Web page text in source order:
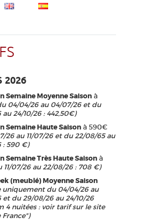
2026
Semaine Moyenne Saison à
04/04/26 au 04/07/26 et du
24/10/26 : 442,50€)
Semaine Haute Saison à 590€
26 au 11/07/26 et du 22/08/65 au
: 590 €)
Semaine Très Haute Saison à
11/07/26 au 22/08/26 : 708 €)
(meublé) Moyenne Saison
uniquement du 04/04/26 au
et du 29/08/26 au 24/10/26
4 nuitées : voir tarif sur le site
France")